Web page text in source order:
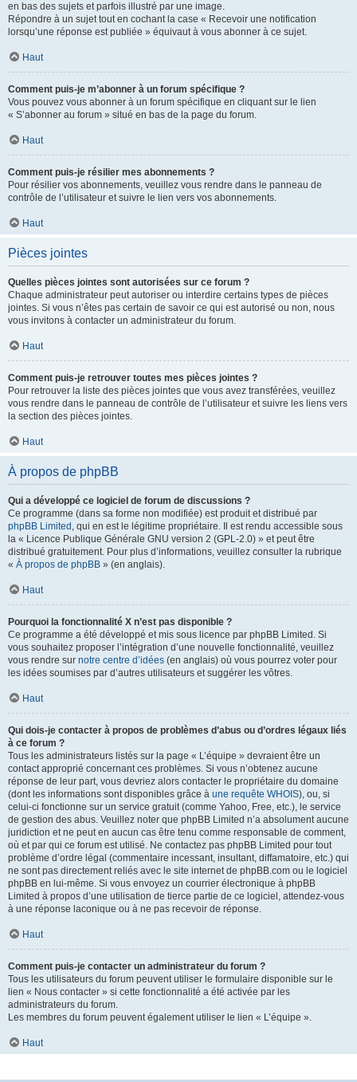
en bas des sujets et parfois illustré par une image.
Répondre à un sujet tout en cochant la case « Recevoir une notification
lorsqu’une réponse est publiée » équivaut à vous abonner à ce sujet.
Haut
Comment puis-je m’abonner à un forum spécifique ?
Vous pouvez vous abonner à un forum spécifique en cliquant sur le lien
« S’abonner au forum » situé en bas de la page du forum.
Haut
Comment puis-je résilier mes abonnements ?
Pour résilier vos abonnements, veuillez vous rendre dans le panneau de
contrôle de l’utilisateur et suivre le lien vers vos abonnements.
Haut
Pièces jointes
Quelles pièces jointes sont autorisées sur ce forum ?
Chaque administrateur peut autoriser ou interdire certains types de pièces
jointes. Si vous n’êtes pas certain de savoir ce qui est autorisé ou non, nous
vous invitons à contacter un administrateur du forum.
Haut
Comment puis-je retrouver toutes mes pièces jointes ?
Pour retrouver la liste des pièces jointes que vous avez transférées, veuillez
vous rendre dans le panneau de contrôle de l’utilisateur et suivre les liens vers
la section des pièces jointes.
Haut
À propos de phpBB
Qui a développé ce logiciel de forum de discussions ?
Ce programme (dans sa forme non modifiée) est produit et distribué par
phpBB Limited , qui en est le légitime propriétaire. Il est rendu accessible sous
la « Licence Publique Générale GNU version 2 (GPL-2.0) » et peut être
distribué gratuitement. Pour plus d’informations, veuillez consulter la rubrique
« À propos de phpBB » (en anglais).
Haut
Pourquoi la fonctionnalité X n’est pas disponible ?
Ce programme a été développé et mis sous licence par phpBB Limited. Si
vous souhaitez proposer l’intégration d’une nouvelle fonctionnalité, veuillez
vous rendre sur notre centre d’idées (en anglais) où vous pourrez voter pour
les idées soumises par d’autres utilisateurs et suggérer les vôtres.
Haut
Qui dois-je contacter à propos de problèmes d’abus ou d’ordres légaux liés
à ce forum ?
Tous les administrateurs listés sur la page « L’équipe » devraient être un
contact approprié concernant ces problèmes. Si vous n’obtenez aucune
réponse de leur part, vous devriez alors contacter le propriétaire du domaine
(dont les informations sont disponibles grâce à une requête WHOIS), ou, si
celui-ci fonctionne sur un service gratuit (comme Yahoo, Free, etc.), le service
de gestion des abus. Veuillez noter que phpBB Limited n’a absolument aucune
juridiction et ne peut en aucun cas être tenu comme responsable de comment,
où et par qui ce forum est utilisé. Ne contactez pas phpBB Limited pour tout
problème d’ordre légal (commentaire incessant, insultant, diffamatoire, etc.) qui
ne sont pas directement reliés avec le site internet de phpBB.com ou le logiciel
phpBB en lui-même. Si vous envoyez un courrier électronique à phpBB
Limited à propos d’une utilisation de tierce partie de ce logiciel, attendez-vous
à une réponse laconique ou à ne pas recevoir de réponse.
Haut
Comment puis-je contacter un administrateur du forum ?
Tous les utilisateurs du forum peuvent utiliser le formulaire disponible sur le
lien « Nous contacter » si cette fonctionnalité a été activée par les
administrateurs du forum.
Les membres du forum peuvent également utiliser le lien « L’équipe ».
Haut